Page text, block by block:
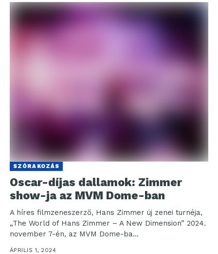
SZÓRAKOZÁS
Oscar-díjas dallamok: Zimmer
show-ja az MVM Dome-ban
A híres filmzeneszerző, Hans Zimmer új zenei turnéja,
„The World of Hans Zimmer – A New Dimension” 2024.
november 7-én, az MVM Dome-ba...
ÁPRILIS 1, 2024